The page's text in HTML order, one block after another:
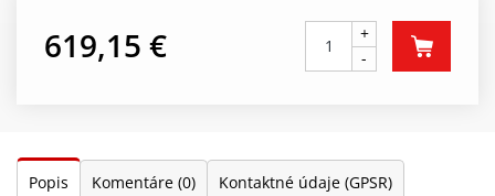
619,15 €
+
-
Popis Komentáre (0) Kontaktné údaje (GPSR)